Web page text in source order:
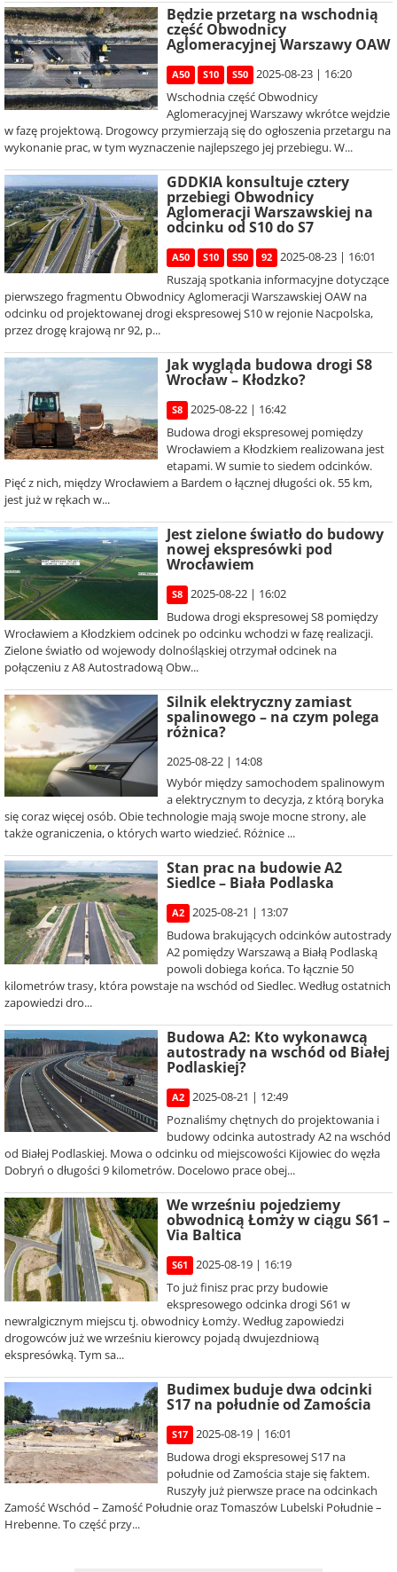
Będzie przetarg na wschodnią
część Obwodnicy
Aglomeracyjnej Warszawy OAW
A50 S10 S50
2025-08-23 | 16:20
Wschodnia część Obwodnicy
Aglomeracyjnej Warszawy wkrótce wejdzie
w fazę projektową. Drogowcy przymierzają się do ogłoszenia przetargu na
wykonanie prac, w tym wyznaczenie najlepszego jej przebiegu. W...
GDDKIA konsultuje cztery
przebiegi Obwodnicy
Aglomeracji Warszawskiej na
odcinku od S10 do S7
A50 S10 S50 92
2025-08-23 | 16:01
Ruszają spotkania informacyjne dotyczące
pierwszego fragmentu Obwodnicy Aglomeracji Warszawskiej OAW na
odcinku od projektowanej drogi ekspresowej S10 w rejonie Nacpolska,
przez drogę krajową nr 92, p...
Jak wygląda budowa drogi S8
Wrocław – Kłodzko?
S8
2025-08-22 | 16:42
Budowa drogi ekspresowej pomiędzy
Wrocławiem a Kłodzkiem realizowana jest
etapami. W sumie to siedem odcinków.
Pięć z nich, między Wrocławiem a Bardem o łącznej długości ok. 55 km,
jest już w rękach w...
Jest zielone światło do budowy
nowej ekspresówki pod
Wrocławiem
S8
2025-08-22 | 16:02
Budowa drogi ekspresowej S8 pomiędzy
Wrocławiem a Kłodzkiem odcinek po odcinku wchodzi w fazę realizacji.
Zielone światło od wojewody dolnośląskiej otrzymał odcinek na
połączeniu z A8 Autostradową Obw...
Silnik elektryczny zamiast
spalinowego – na czym polega
różnica?
2025-08-22 | 14:08
Wybór między samochodem spalinowym
a elektrycznym to decyzja, z którą boryka
się coraz więcej osób. Obie technologie mają swoje mocne strony, ale
także ograniczenia, o których warto wiedzieć. Różnice ...
Stan prac na budowie A2
Siedlce – Biała Podlaska
A2
2025-08-21 | 13:07
Budowa brakujących odcinków autostrady
A2 pomiędzy Warszawą a Białą Podlaską
powoli dobiega końca. To łącznie 50
kilometrów trasy, która powstaje na wschód od Siedlec. Według ostatnich
zapowiedzi dro...
Budowa A2: Kto wykonawcą
autostrady na wschód od Białej
Podlaskiej?
A2
2025-08-21 | 12:49
Poznaliśmy chętnych do projektowania i
budowy odcinka autostrady A2 na wschód
od Białej Podlaskiej. Mowa o odcinku od miejscowości Kijowiec do węzła
Dobryń o długości 9 kilometrów. Docelowo prace obej...
We wrześniu pojedziemy
obwodnicą Łomży w ciągu S61 –
Via Baltica
S61
2025-08-19 | 16:19
To już finisz prac przy budowie
ekspresowego odcinka drogi S61 w
newralgicznym miejscu tj. obwodnicy Łomży. Według zapowiedzi
drogowców już we wrześniu kierowcy pojadą dwujezdniową
ekspresówką. Tym sa...
Budimex buduje dwa odcinki
S17 na południe od Zamościa
S17
2025-08-19 | 16:01
Budowa drogi ekspresowej S17 na
południe od Zamościa staje się faktem.
Ruszyły już pierwsze prace na odcinkach
Zamość Wschód – Zamość Południe oraz Tomaszów Lubelski Południe –
Hrebenne. To część przy...